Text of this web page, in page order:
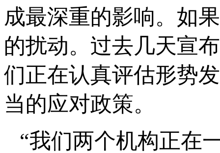
成最深重的影响。如
的扰动。过去几天宣
们正在认真评估形势
当的应对政策。
“我们两个机构正在